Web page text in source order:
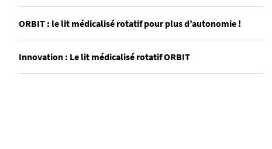
ORBIT : le lit médicalisé rotatif pour plus d’autonomie !
Innovation : Le lit médicalisé rotatif ORBIT